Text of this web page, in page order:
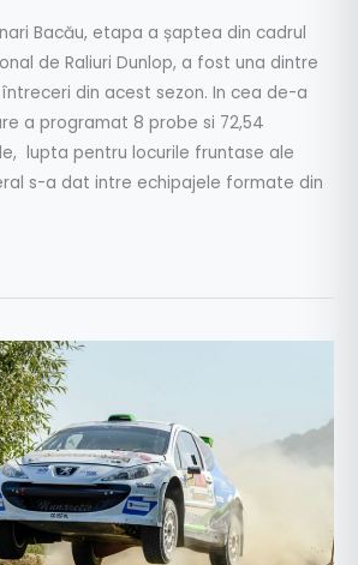
Bacău, etapa a șaptea din cadrul
de Raliuri Dunlop, a fost una dintre
din acest sezon. In cea de-a
a programat 8 probe si 72,54
lupta pentru locurile fruntase ale
s-a dat intre echipajele formate din